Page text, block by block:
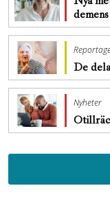
demens
De
Nyheter